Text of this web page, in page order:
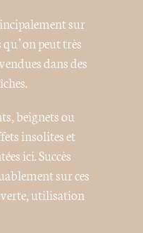
sur
peut très
dans des
beignets ou
insolites et
ici. Succès
sur ces
utilisation